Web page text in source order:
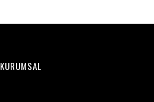
KURUMSAL